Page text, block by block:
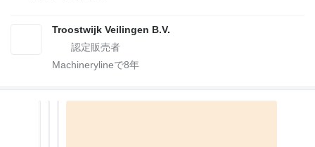
Troostwijk Veilingen B.V.
Machinerylineで8年